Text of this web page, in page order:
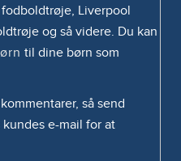
Liverpool
og så videre. Du kan
til dine børn som
så send
e-mail for at